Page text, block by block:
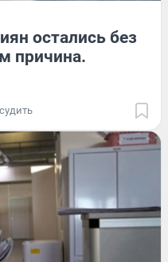
остались без
причина.